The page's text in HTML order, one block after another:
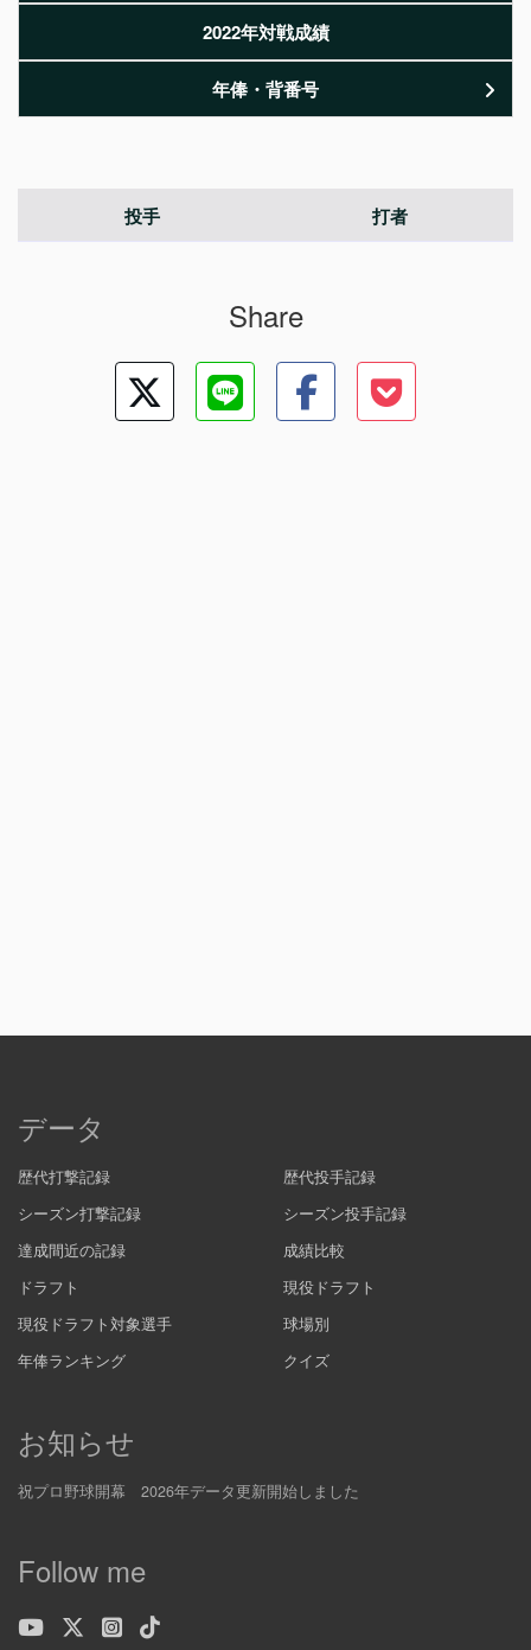
2022年対戦成績
年俸・背番号
投手 打者
Share
データ
歴代打撃記録
歴代投手記録
シーズン打撃記録
シーズン投手記録
達成間近の記録
成績比較
ドラフト
現役ドラフト
現役ドラフト対象選手
球場別
年俸ランキング
クイズ
お知らせ
祝プロ野球開幕 2026年データ更新開始しました
Follow me